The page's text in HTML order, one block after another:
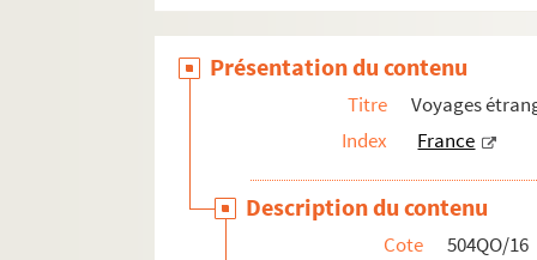
Présentation du contenu
Titre
Voyages
Index
France
Description du contenu
Cote
504QO/16